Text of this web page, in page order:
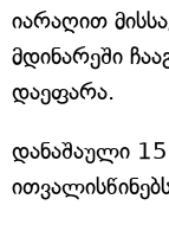
იარაღით
მდინარეში
დაეფარა.
დანაშაული